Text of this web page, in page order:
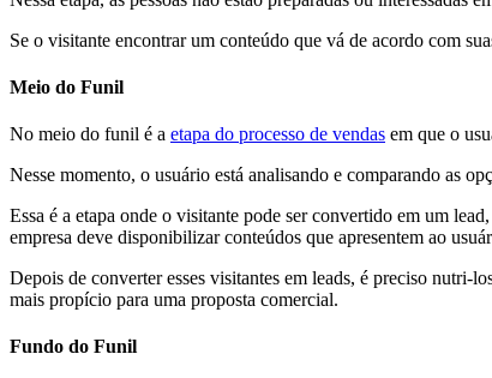
Se o visitante encontrar um conteúdo que vá de acordo com
Meio do Funil
No meio do funil é a etapa do processo de vendas em que o
Nesse momento, o usuário está analisando e comparando as
Essa é a etapa onde o visitante pode ser convertido em um
empresa deve disponibilizar conteúdos que apresentem ao
Depois de converter esses visitantes em leads, é preciso nutri-
mais propício para uma proposta comercial.
Fundo do Funil